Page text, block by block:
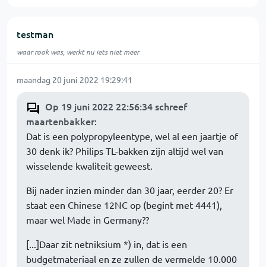
testman
waar rook was, werkt nu iets niet meer
maandag 20 juni 2022 19:29:41
Op 19 juni 2022 22:56:34 schreef
maartenbakker:
Dat is een polypropyleentype, wel al een jaartje of
30 denk ik? Philips TL-bakken zijn altijd wel van
wisselende kwaliteit geweest.
Bij nader inzien minder dan 30 jaar, eerder 20? Er
staat een Chinese 12NC op (begint met 4441),
maar wel Made in Germany??
[...]Daar zit netniksium *) in, dat is een
budgetmateriaal en ze zullen de vermelde 10.000